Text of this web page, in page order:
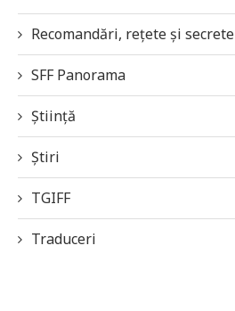
Recomandări, rețete și secrete
SFF Panorama
Știință
Știri
TGIFF
Traduceri